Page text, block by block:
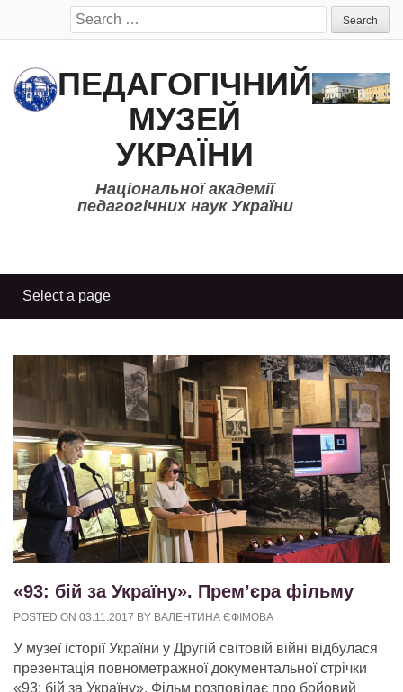
Search
for:
ПЕДАГОГІЧНИЙ
МУЗЕЙ
УКРАЇНИ
Національної академії
педагогічних наук України
«93: бій за Україну». Прем’єра фільму
POSTED ON 03.11.2017 BY ВАЛЕНТИНА ЄФІМОВА
У музеї історії України у Другій світовій війні відбулася
презентація повнометражної документальної стрічки
«93: бій за Україну». Фільм розповідає про бойовий